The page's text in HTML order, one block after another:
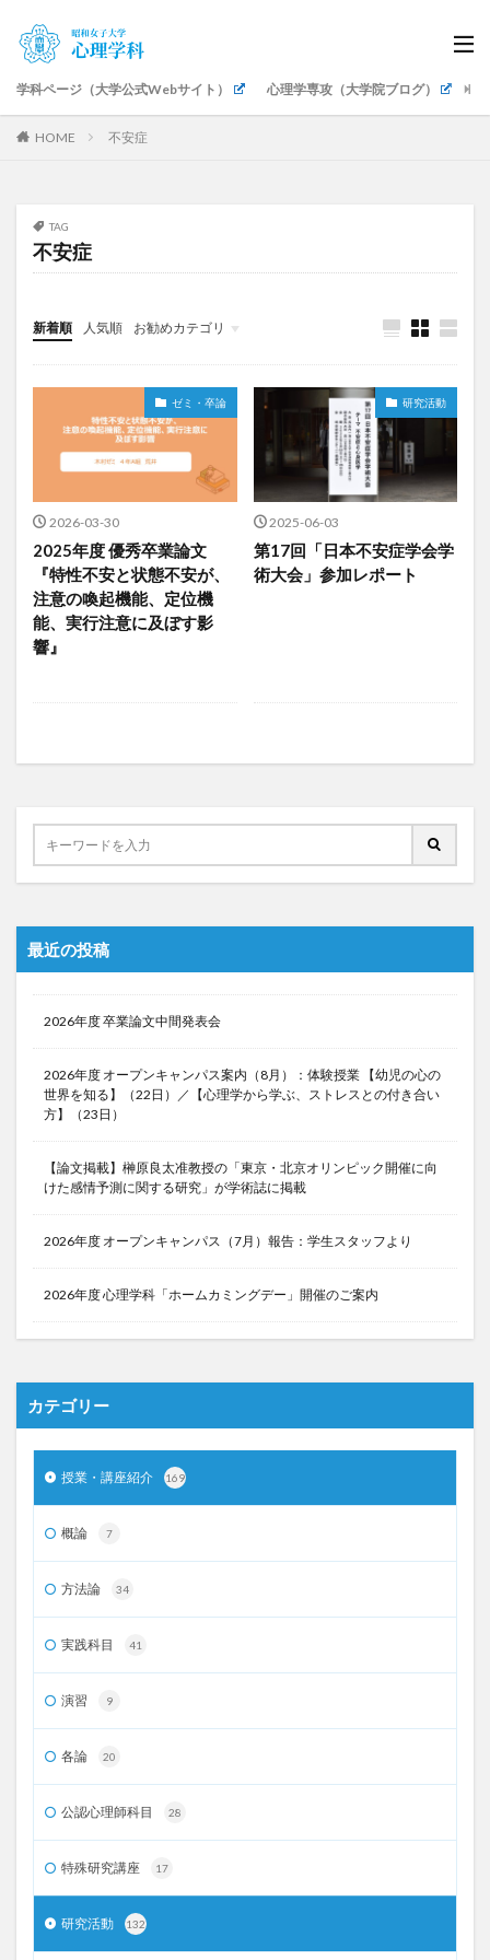
学科ページ（大学公式Webサイト） 心理学専攻（大学院ブログ）
HOME 不安症
TAG
不安症
新着順 人気順 お勧めカテゴリ
授業・講座紹介
公認心理師科目
ゼミ・卒論
研究発表・成果
イベント・式典
キャリア支援
地域・社会貢献
教職員紹介
ゼミ・卒論
2026-03-30
2025年度 優秀卒業論文
『特性不安と状態不安が、
注意の喚起機能、定位機
能、実行注意に及ぼす影
響』
研究活動
2025-06-03
第17回「日本不安症学会学
術大会」参加レポート
最近の投稿
2026年度 卒業論文中間発表会
2026年度 オープンキャンパス案内（8月）：体験授業 【幼児の心の
世界を知る】（22日）／【心理学から学ぶ、ストレスとの付き合い
方】（23日）
【論文掲載】榊原良太准教授の「東京・北京オリンピック開催に向
けた感情予測に関する研究」が学術誌に掲載
2026年度 オープンキャンパス（7月）報告：学生スタッフより
2026年度 心理学科「ホームカミングデー」開催のご案内
カテゴリー
授業・講座紹介 169
概論 7
方法論 34
実践科目 41
演習 9
各論 20
公認心理師科目 28
特殊研究講座 17
研究活動 132